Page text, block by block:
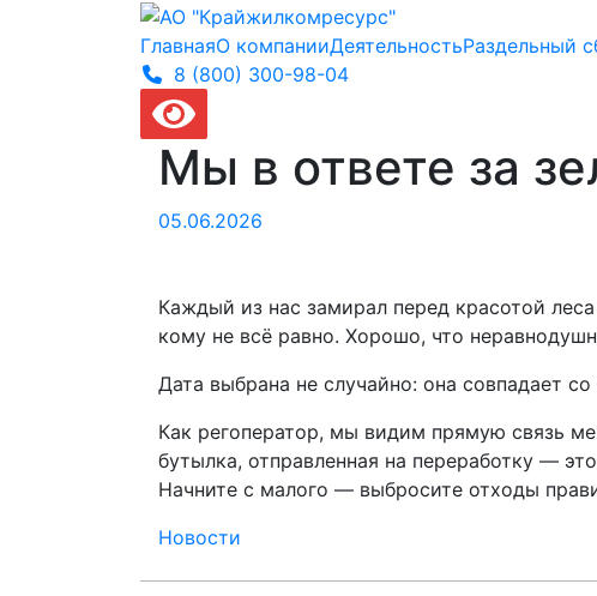
ГлавнаяО компанииДеятельностьРаздельный
8 (800) 300-98-04
Мы в ответе за
05.06.2026
Каждый из нас замирал перед красотой
кому не всё равно. Хорошо, что
Дата выбрана не случайно: она совпадает
Как регоператор, мы видим прямую связь
бутылка, отправленная на переработку —
Начните с малого — выбросите отходы
Новости